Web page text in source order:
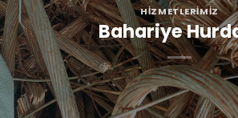
HIZMETLERIMIZ
Bahariye